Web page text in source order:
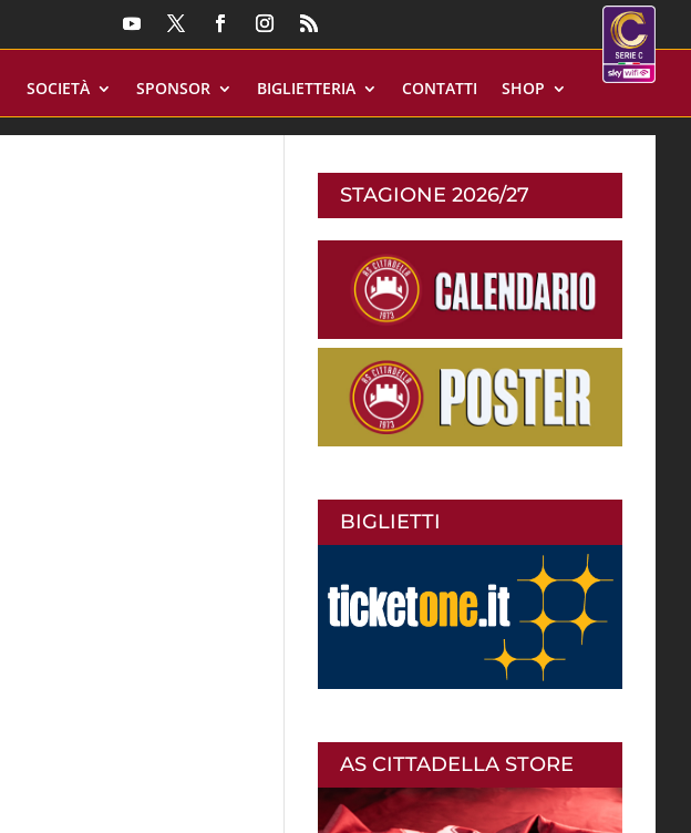
SOCIETÀ SPONSOR BIGLIETTERIA CONTATTI SHOP
STAGIONE 2026/27
BIGLIETTI
AS CITTADELLA STORE